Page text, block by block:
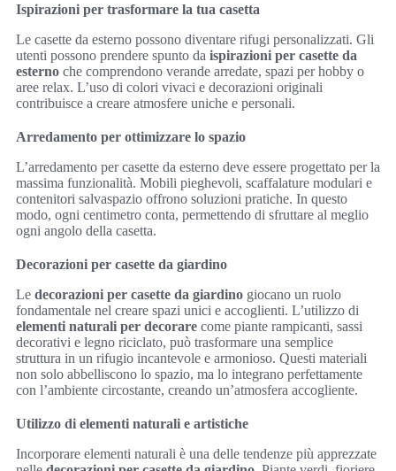
Ispirazioni per trasformare la tua casetta
Le casette da esterno possono diventare rifugi personalizzati. Gli
utenti possono prendere spunto da ispirazioni per casette da
esterno che comprendono verande arredate, spazi per hobby o
aree relax. L’uso di colori vivaci e decorazioni originali
contribuisce a creare atmosfere uniche e personali.
Arredamento per ottimizzare lo spazio
L’arredamento per casette da esterno deve essere progettato per la
massima funzionalità. Mobili pieghevoli, scaffalature modulari e
contenitori salvaspazio offrono soluzioni pratiche. In questo
modo, ogni centimetro conta, permettendo di sfruttare al meglio
ogni angolo della casetta.
Decorazioni per casette da giardino
Le decorazioni per casette da giardino giocano un ruolo
fondamentale nel creare spazi unici e accoglienti. L’utilizzo di
elementi naturali per decorare come piante rampicanti, sassi
decorativi e legno riciclato, può trasformare una semplice
struttura in un rifugio incantevole e armonioso. Questi materiali
non solo abbelliscono lo spazio, ma lo integrano perfettamente
con l’ambiente circostante, creando un’atmosfera accogliente.
Utilizzo di elementi naturali e artistiche
Incorporare elementi naturali è una delle tendenze più apprezzate